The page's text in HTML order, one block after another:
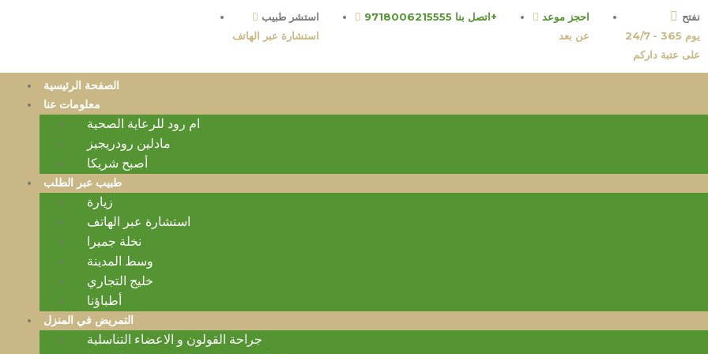
استشر طبيب
استشارة عبر الهاتف
اتصل بنا 9718006215555+
احجز موعد
عن بعد
نفتح
24/7 - 365 يوم
على عتبة داركم
الصفحة الرئيسية
معلومات عنا
ام رود للرعاية الصحية
مادلين رودريجيز
أصبح شريكا
طبيب عبر الطلب
زيارة
استشارة عبر الهاتف
نخلة جميرا
وسط المدينة
خليج التجاري
أطباؤنا
التمريض في المنزل
جراحة القولون و الاعضاء التناسلية